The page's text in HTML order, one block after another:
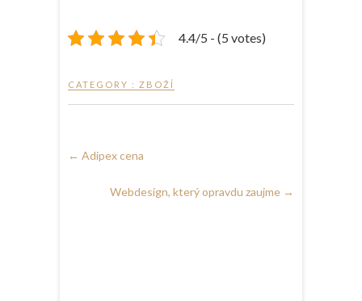
4.4/5 - (5 votes)
CATEGORY : ZBOŽÍ
← Adipex cena
Webdesign, který opravdu zaujme →